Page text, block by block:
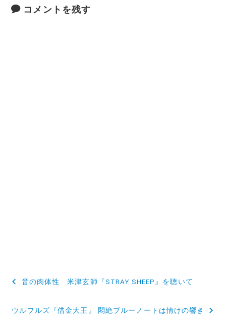
コメントを残す
投
ナ
音の肉体性 米津玄師『STRAY SHEEP』を聴いて
ウルフルズ『借金大王』 悶絶ブルーノートは情けの響き